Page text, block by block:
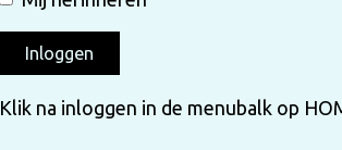
Klik na inloggen in de menubalk op